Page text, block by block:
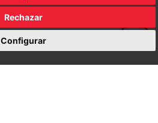
Rechazar
Configurar